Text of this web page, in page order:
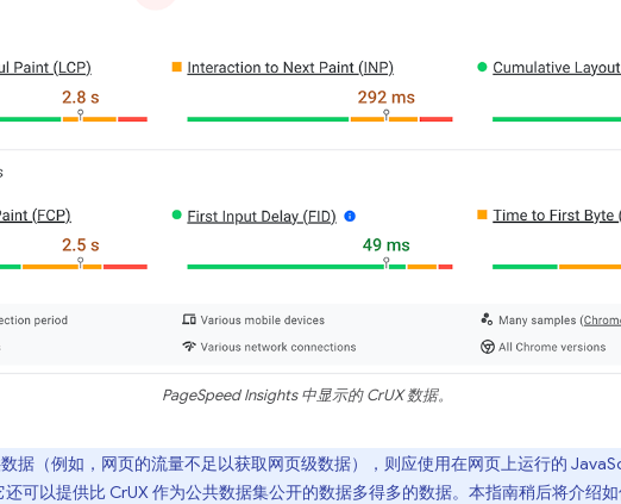
PageSpeed Insights 中显示的 CrUX 数据。
数据（例如，网页的流量不足以获取网页级数据），则应使用在网页上运行的
可以提供比 CrUX 作为公共数据集公开的数据多得多的数据。本指南稍后将介绍